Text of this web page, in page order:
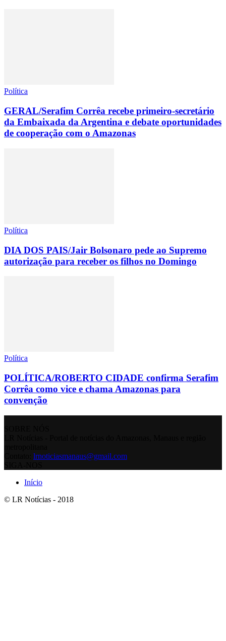
Política
GERAL/Serafim Corrêa recebe primeiro-secretário
da Embaixada da Argentina e debate oportunidades
de cooperação com o Amazonas
Política
DIA DOS PAIS/Jair Bolsonaro pede ao Supremo
autorização para receber os filhos no Domingo
Política
POLÍTICA/ROBERTO CIDADE confirma Serafim
Corrêa como vice e chama Amazonas para
convenção
lrnoticiasmanaus@gmail.com
Início
© LR Notícias - 2018